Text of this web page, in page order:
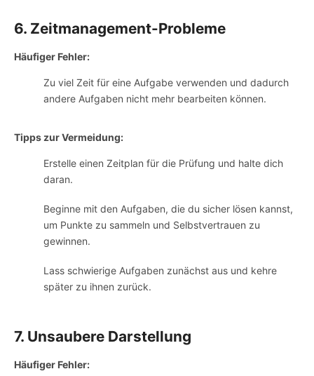
6. Zeitmanagement-Probleme
Häufiger Fehler:
Zu viel Zeit für eine Aufgabe verwenden und dadurch
andere Aufgaben nicht mehr bearbeiten können.
Tipps zur Vermeidung:
Erstelle einen Zeitplan für die Prüfung und halte dich
daran.
Beginne mit den Aufgaben, die du sicher lösen kannst,
um Punkte zu sammeln und Selbstvertrauen zu
gewinnen.
Lass schwierige Aufgaben zunächst aus und kehre
später zu ihnen zurück.
7. Unsaubere Darstellung
Häufiger Fehler: